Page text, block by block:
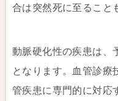
合は突然死に至ること
動脈硬化性の疾患は、
となります。血管診療
管疾患に専門的に対応